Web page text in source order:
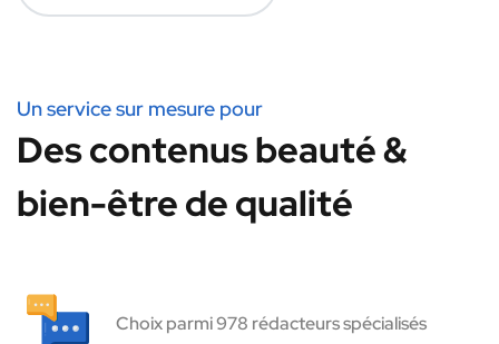
Un service sur mesure pour
Des contenus beauté &
bien-être de qualité
Choix parmi 978 rédacteurs spécialisés